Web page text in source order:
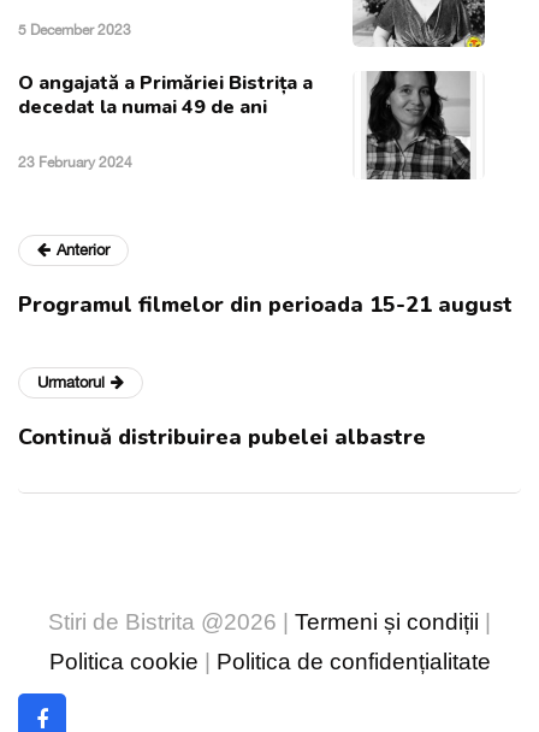
5 December 2023
O angajată a Primăriei Bistrița a
decedat la numai 49 de ani
23 February 2024
Anterior
Programul filmelor din perioada 15-21 august
Urmatorul
Continuă distribuirea pubelei albastre
Stiri de Bistrita @2026 | Termeni și condiții
Politica cookie
Politica de confidențialitate